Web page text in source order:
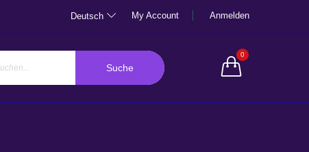
Deutsch My Account Anmelden
0
Suche